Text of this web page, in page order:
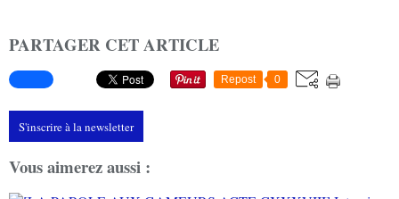
PARTAGER CET ARTICLE
Repost 0
S'inscrire à la newsletter
Vous aimerez aussi :